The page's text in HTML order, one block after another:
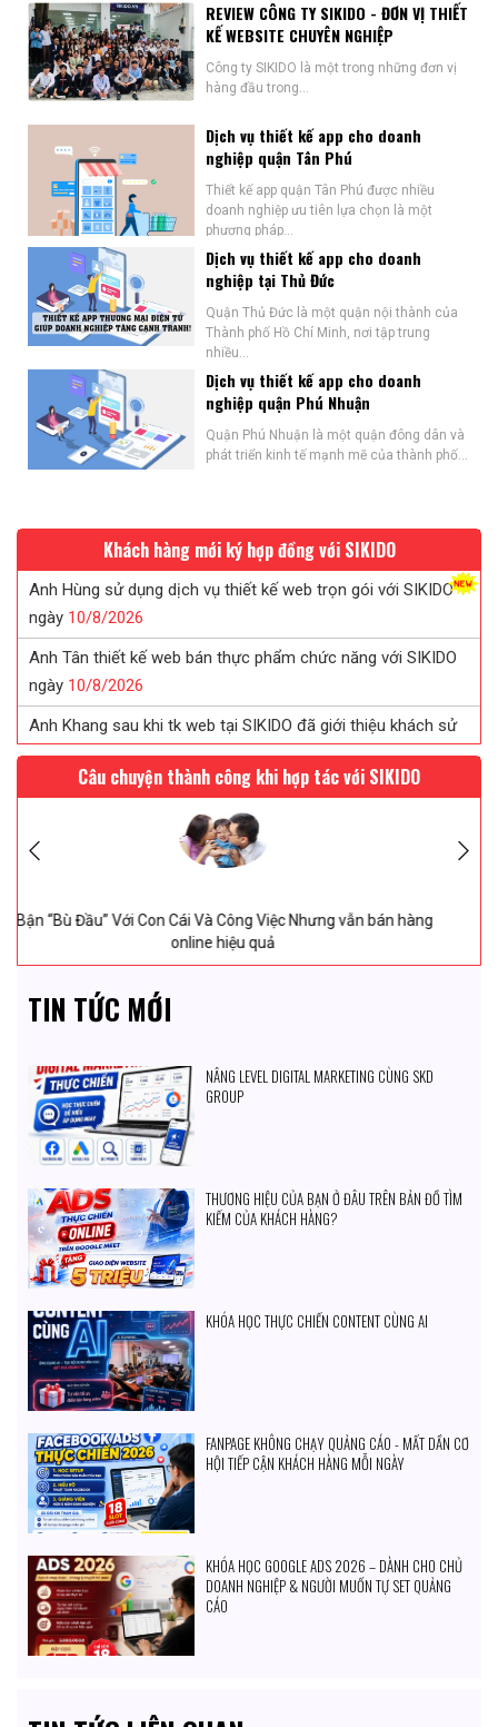
REVIEW CÔNG TY SIKIDO - ĐƠN VỊ THIẾT
KẾ WEBSITE CHUYÊN NGHIỆP
Công ty SIKIDO là một trong những đơn vị
hàng đầu trong...
Dịch vụ thiết kế app cho doanh
nghiệp quận Tân Phú
Thiết kế app quận Tân Phú được nhiều
doanh nghiệp ưu tiên lựa chọn là một
phương pháp...
Dịch vụ thiết kế app cho doanh
nghiệp tại Thủ Đức
Quận Thủ Đức là một quận nội thành của
Thành phố Hồ Chí Minh, nơi tập trung
nhiều...
Dịch vụ thiết kế app cho doanh
nghiệp quận Phú Nhuận
Quận Phú Nhuận là một quận đông dân và
phát triển kinh tế mạnh mẽ của thành phố...
Khách hàng mới ký hợp đồng với SIKIDO
Anh Tân thiết kế web bán thực phẩm chức năng với SIKIDO
ngày 10/8/2026
Anh Khang sau khi tk web tại SIKIDO đã giới thiệu khách sử
dụng 10/8/2026
Chị Tuyết đã tin tưởng ký web in ấn sau khi được SIKIDO tư
vấn...10/8/2026
Chị Uyên thiết kế web saloc tóc tại SIKIDO ngày10/8/2026
Anh Hùng sử dụng dịch vụ thiết kế web trọn gói với SIKIDO
ngày
Câu chuyện thành công khi hợp tác với SIKIDO
hàng
2 Tháng 27 Ngày Vượt Qua “Ám Ảnh” Từ Ý định
động thành Mở thêm “1 chi nhánh MỚI”
TIN TỨC MỚI
NÂNG LEVEL DIGITAL MARKETING CÙNG SKD
GROUP
THƯƠNG HIỆU CỦA BẠN Ở ĐÂU TRÊN BẢN ĐỒ TÌM
KIẾM CỦA KHÁCH HÀNG?
KHÓA HỌC THỰC CHIẾN CONTENT CÙNG AI
FANPAGE KHÔNG CHẠY QUẢNG CÁO - MẤT DẦN CƠ
HỘI TIẾP CẬN KHÁCH HÀNG MỖI NGÀY
KHÓA HỌC GOOGLE ADS 2026 – DÀNH CHO CHỦ
DOANH NGHIỆP & NGƯỜI MUỐN TỰ SET QUẢNG
CÁO